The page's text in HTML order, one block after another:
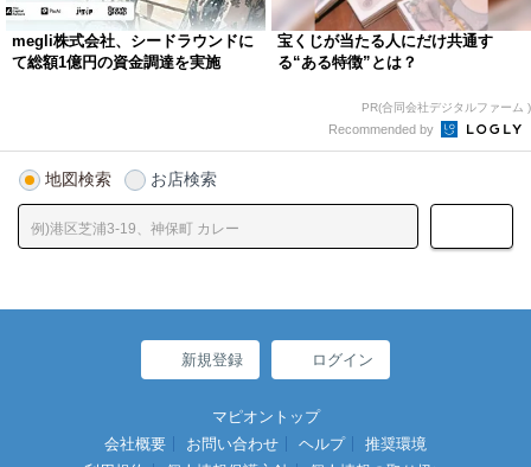
megli株式会社、シードラウンドに
て総額1億円の資金調達を実施
宝くじが当たる人にだけ共通す
る“ある特徴”とは？
PR(合同会社デジタルファーム )
Recommended by
地図検索 お店検索
新規登録 ログイン
マピオントップ
会社概要
お問い合わせ ヘルプ
推奨環境